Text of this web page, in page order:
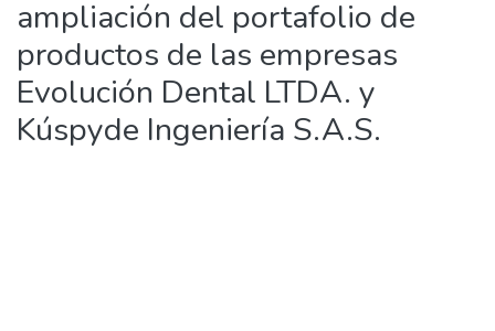
ampliación del portafolio de
productos de las empresas
Evolución Dental LTDA. y
Kúspyde Ingeniería S.A.S.